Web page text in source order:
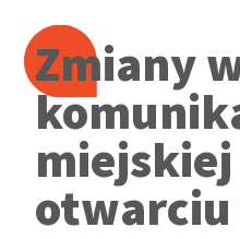
Zmiany